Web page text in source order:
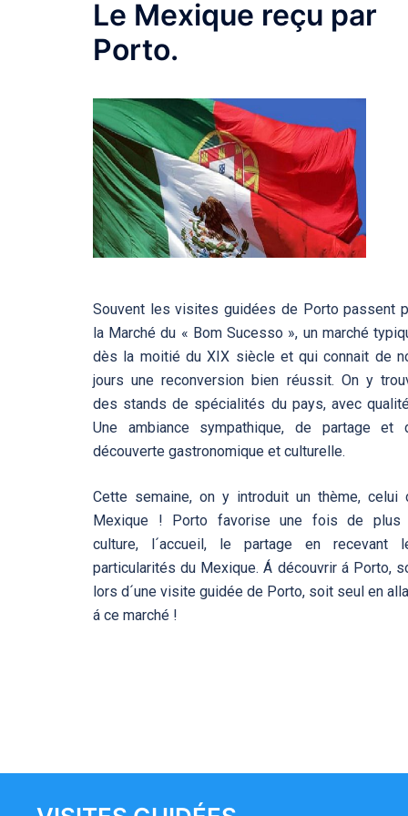
Le Mexique reçu par
Porto.
Souvent les visites guidées de Porto passent
la Marché du « Bom Sucesso », un marché
dès la moitié du XIX siècle et qui connait de
jours une reconversion bien réussit. On y
des stands de spécialités du pays, avec
Une ambiance sympathique, de partage et
découverte gastronomique et culturelle.
Cette semaine, on y introduit un thème, celui
Mexique ! Porto favorise une fois de plus
culture, l´accueil, le partage en recevant
particularités du Mexique. Á découvrir á Porto,
lors d´une visite guidée de Porto, soit seul en
á ce marché !